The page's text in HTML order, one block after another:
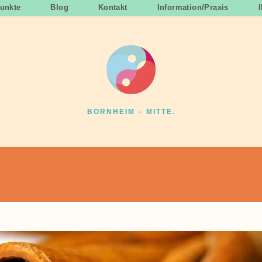
Blog Kontakt Information/Praxis
BORNHEIM – MITTE.